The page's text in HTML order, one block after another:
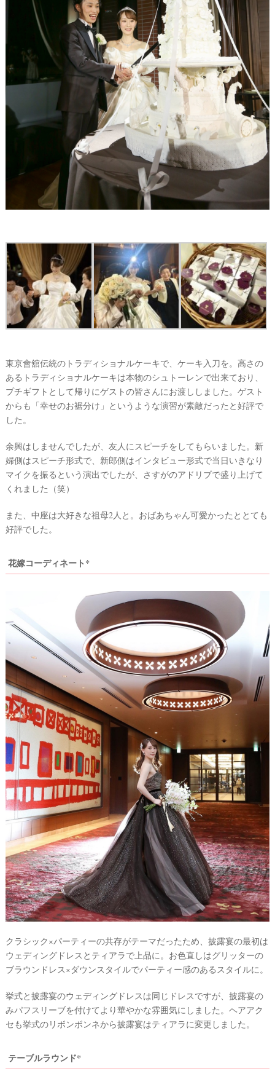
東京會舘伝統のトラディショナルケーキで、ケーキ入刀を。高さの
あるトラディショナルケーキは本物のシュトーレンで出来ており、
プチギフトとして帰りにゲストの皆さんにお渡ししました。ゲスト
からも「幸せのお裾分け」というような演習が素敵だったと好評で
した。
余興はしませんでしたが、友人にスピーチをしてもらいました。新
婦側はスピーチ形式で、新郎側はインタビュー形式で当日いきなり
マイクを振るという演出でしたが、さすがのアドリブで盛り上げて
くれました（笑）
また、中座は大好きな祖母2人と。おばあちゃん可愛かったととても
好評でした。
花嫁コーディネート*
クラシック×パーティーの共存がテーマだったため、披露宴の最初は
ウェディングドレスとティアラで上品に。お色直しはグリッターの
ブラウンドレス×ダウンスタイルでパーティー感のあるスタイルに。
挙式と披露宴のウェディングドレスは同じドレスですが、披露宴の
みパフスリーブを付けてより華やかな雰囲気にしました。ヘアアク
セも挙式のリボンボンネから披露宴はティアラに変更しました。
テーブルラウンド*
最
新
ド
レ
ス
記
事
を
プ
ラ
ン
ナ
ー
ラ
ン
キ
プ
ラ
ン
ナ
ー
レ
ポ
を